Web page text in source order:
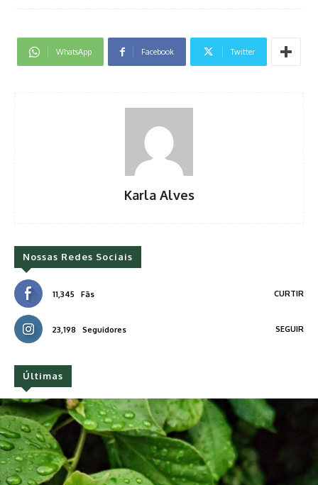
WhatsApp Facebook Twitter
Karla Alves
Nossas Redes Sociais
11,345 Fãs CURTIR
23,198 Seguidores SEGUIR
Últimas